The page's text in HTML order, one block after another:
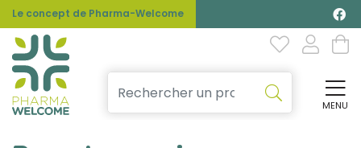
Le concept de Pharma-Welcome
MENU